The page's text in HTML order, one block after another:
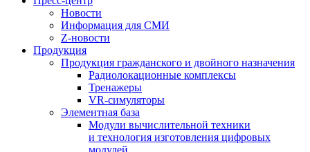
Новости
Информация для СМИ
Z-новости
Продукция
Продукция гражданского и двойного назначения
Радиолокационные комплексы
Тренажеры
VR-симуляторы
Элементная база
Модули вычислительной техники
и технология изготовления цифровых
модулей